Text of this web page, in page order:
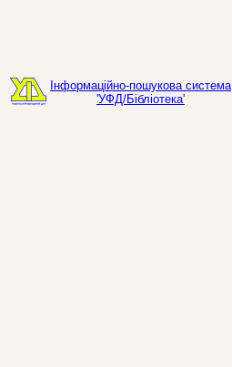
Інформаційно-пошукова система
'УФД/Бібліотека'